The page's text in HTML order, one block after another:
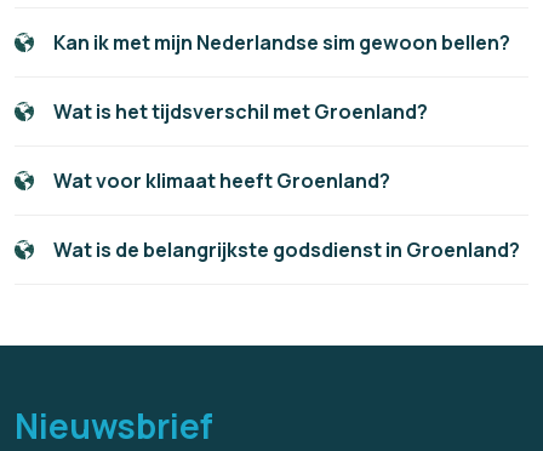
Kan ik met mijn Nederlandse sim gewoon bellen?
Wat is het tijdsverschil met Groenland?
Wat voor klimaat heeft Groenland?
Wat is de belangrijkste godsdienst in Groenland?
Nieuwsbrief